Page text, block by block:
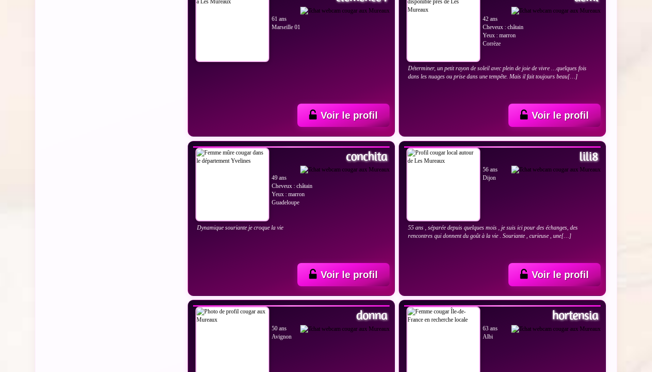
61 ans
Marseille 01
Voir le profil
42 ans
Cheveux : châtain
Yeux : marron
Corrèze
Déterminer, un petit rayon de soleil avec plein de joie de vivre …quelques fois
dans les nuages ou prise dans une tempête. Mais il fait toujours beau[…]
Voir le profil
conchita
49 ans
Cheveux : châtain
Yeux : marron
Guadeloupe
Dynamique souriante je croque la vie
Voir le profil
lili8
56 ans
Dijon
55 ans , séparée depuis quelques mois , je suis ici pour des échanges, des
rencontres qui donnent du goût à la vie . Souriante , curieuse , une[…]
Voir le profil
donna
50 ans
Avignon
hortensia
63 ans
Albi